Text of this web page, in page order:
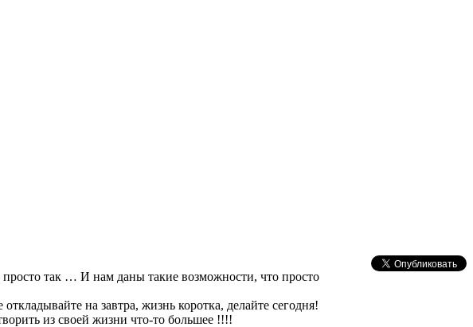
так … И нам даны такие возможности, что просто
на завтра, жизнь коротка, делайте сегодня!
из своей жизни что-то большее !!!!